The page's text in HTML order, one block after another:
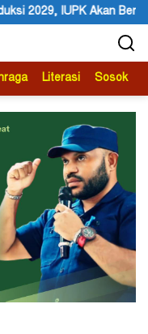
Festival Budaya
Literasi Sosok